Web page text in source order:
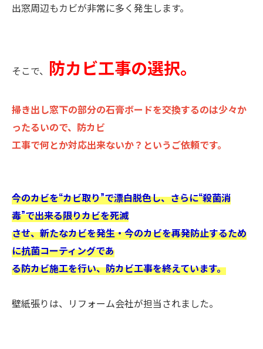
出窓周辺もカビが非常に多く発生します。
そこで、 防カビ工事の選択。
掃き出し窓下の部分の石膏ボードを交換するのは少々か
ったるいので、防カビ
工事で何とか対応出来ないか？というご依頼です。
今のカビを“カビ取り”で漂白脱色し、さらに“殺菌消
毒”で出来る限りカビを死滅
させ、新たなカビを発生・今のカビを再発防止するため
に抗菌コーティングであ
る防カビ施工を行い、防カビ工事を終えています。
壁紙張りは、リフォーム会社が担当されました。